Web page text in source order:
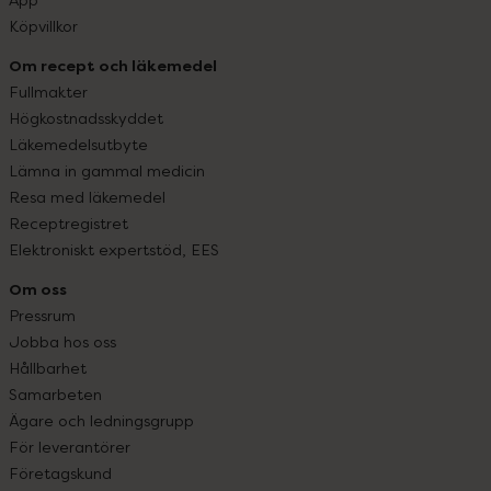
Köpvillkor
Om recept och läkemedel
Fullmakter
Högkostnadsskyddet
Läkemedelsutbyte
Lämna in gammal medicin
Resa med läkemedel
Receptregistret
Elektroniskt expertstöd, EES
Om oss
Pressrum
Jobba hos oss
Hållbarhet
Samarbeten
Ägare och ledningsgrupp
För leverantörer
Företagskund